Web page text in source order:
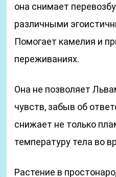
она снимает
различными
Помогает камелия и
переживаниях.
Она не позволяет
чувств, забыв об
снижает не только
температуру тела во
Растение в